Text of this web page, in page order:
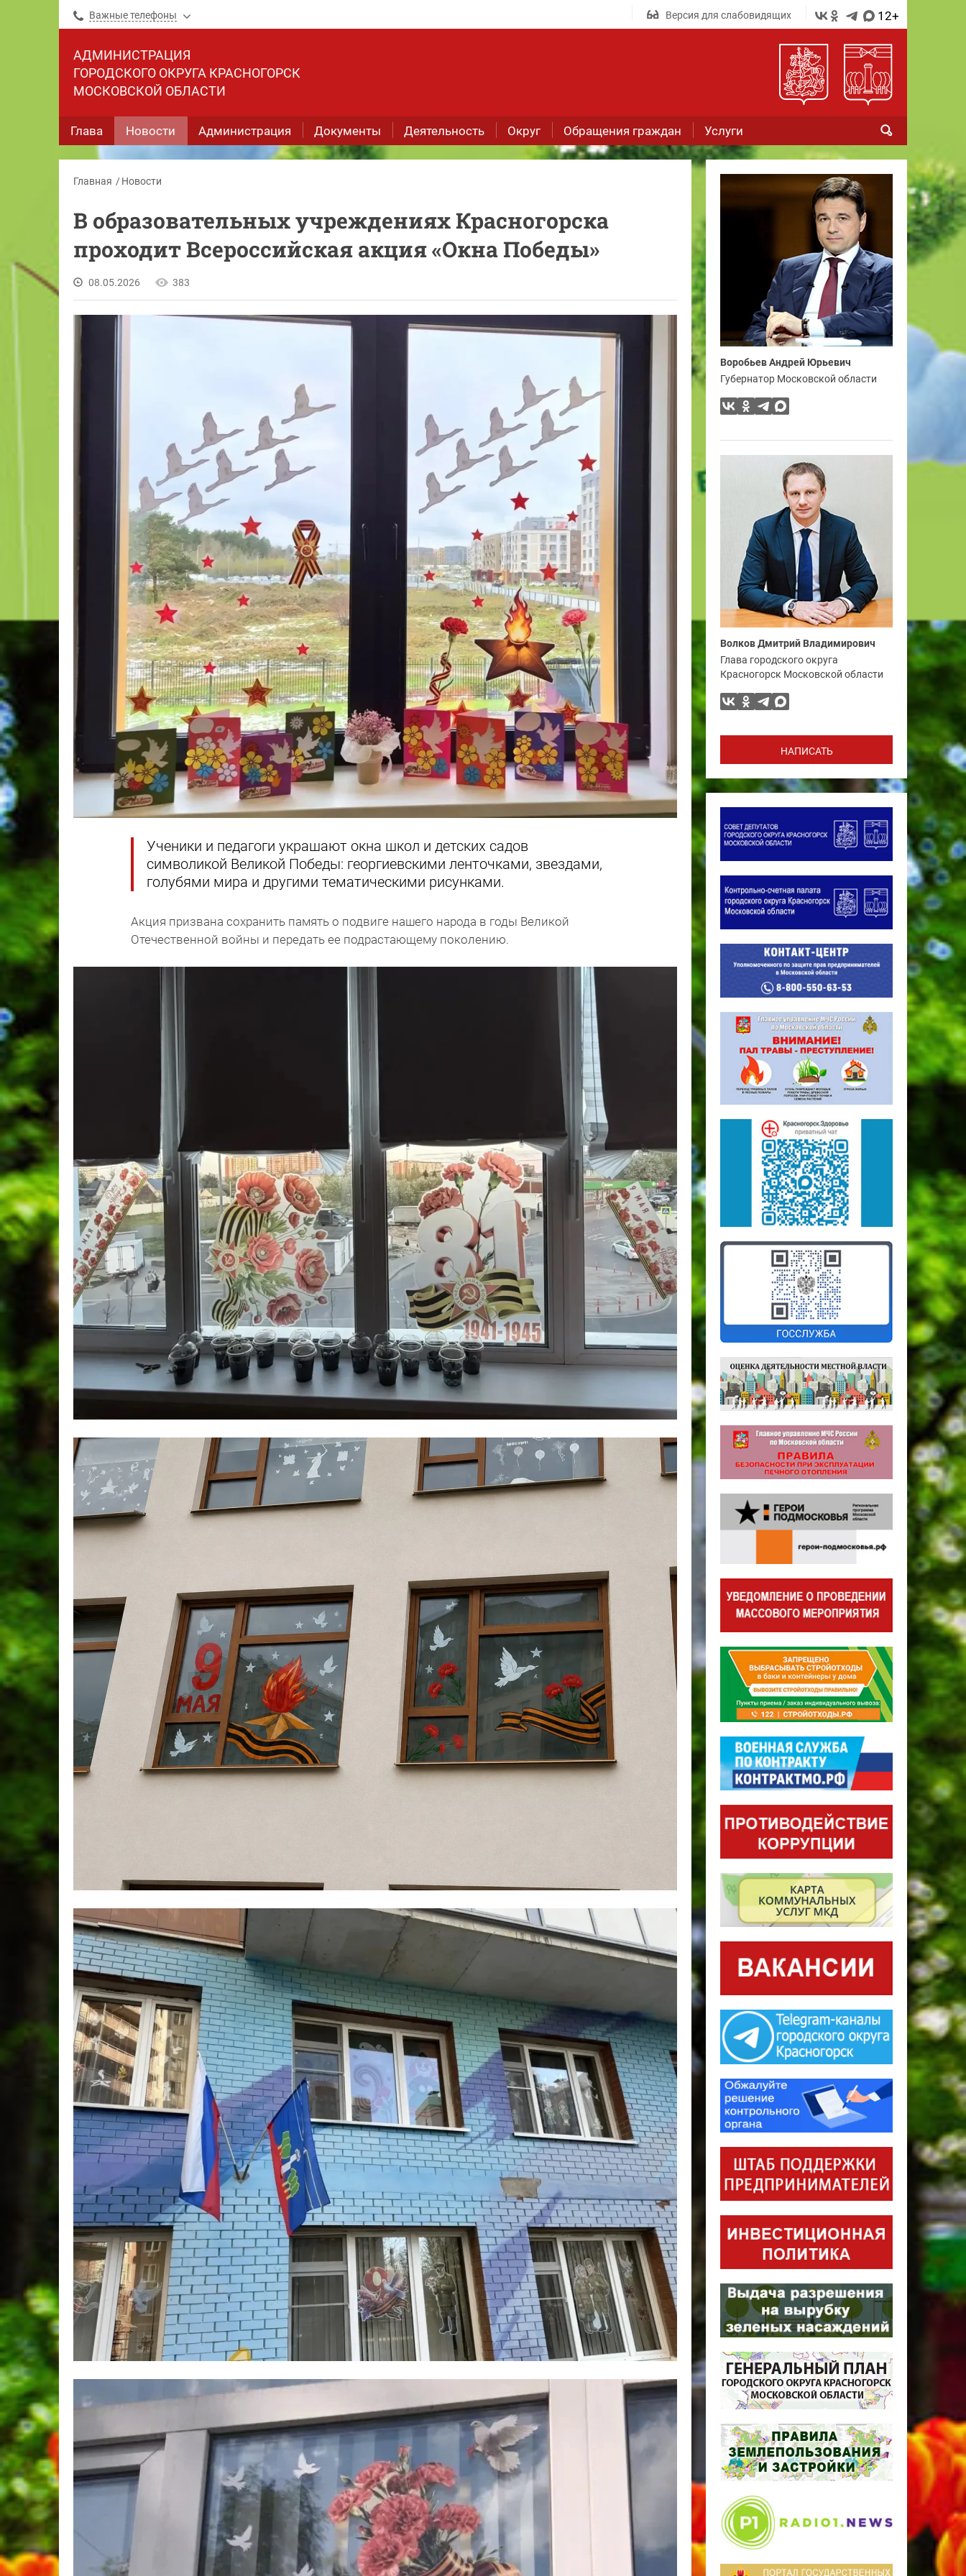
Важные телефоны Версия для слабовидящих 12+
АДМИНИСТРАЦИЯ
ГОРОДСКОГО ОКРУГА КРАСНОГОРСК
МОСКОВСКОЙ ОБЛАСТИ
Глава Новости Администрация Документы Деятельность Округ Обращения граждан Услуги
Главная Новости
В образовательных учреждениях Красногорска
проходит Всероссийская акция «Окна Победы»
08.05.2026 383
Ученики и педагоги украшают окна школ и детских садов
символикой Великой Победы: георгиевскими ленточками, звездами,
голубями мира и другими тематическими рисунками.
Акция призвана сохранить память о подвиге нашего народа в годы Великой
Отечественной войны и передать ее подрастающему поколению.
Воробьев Андрей Юрьевич
Губернатор Московской области
Волков Дмитрий Владимирович
Глава городского округа
Красногорск Московской области
НАПИСАТЬ